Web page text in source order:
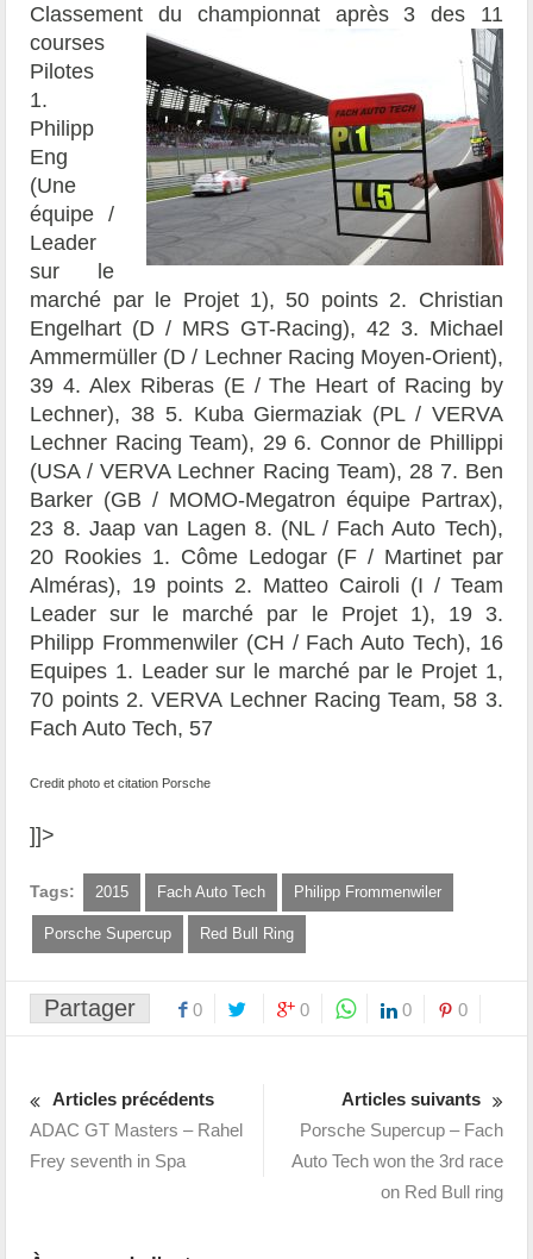
Classementdu championnat après 3 des 11
courses
Pilotes
1.
Philipp
Eng
(Une
équipe /
Leader
sur le
marché par le Projet 1), 50 points 2. Christian
Engelhart (D / MRS GT-Racing), 42 3. Michael
Ammermüller (D / Lechner Racing Moyen-Orient),
39 4. Alex Riberas (E / The Heart of Racing by
Lechner), 38 5. Kuba Giermaziak (PL / VERVA
Lechner Racing Team), 29 6. Connor de Phillippi
(USA / VERVA Lechner Racing Team), 28 7. Ben
Barker (GB / MOMO-Megatron équipe Partrax),
23 8. Jaap van Lagen 8. (NL / Fach Auto Tech),
20 Rookies 1. Côme Ledogar (F / Martinet par
Alméras), 19 points 2. Matteo Cairoli (I / Team
Leader sur le marché par le Projet 1), 19 3.
Philipp Frommenwiler (CH / Fach Auto Tech), 16
Equipes 1. Leader sur le marché par le Projet 1,
70 points 2. VERVA Lechner Racing Team, 58 3.
Fach Auto Tech, 57
Credit photo et citation Porsche
]]>
Tags: 2015 Fach Auto Tech Philipp Frommenwiler
Porsche Supercup Red Bull Ring
Partager 0 0 0 0
Articles précédents
ADAC GT Masters – Rahel
Frey seventh in Spa
Articles suivants
Porsche Supercup – Fach
Auto Tech won the 3rd race
on Red Bull ring